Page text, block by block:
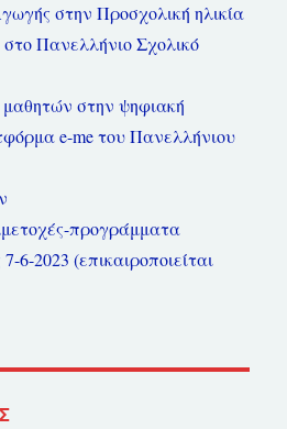
στην Προσχολική ηλικία
Πανελλήνιο Σχολικό
στην ψηφιακή
e-me του Πανελλήνιου
προγράμματα
6-2023 (επικαιροποιείται